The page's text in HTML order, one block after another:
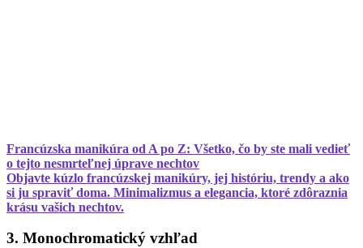
Francúzska manikúra od A po Z: Všetko, čo by ste mali vedieť
o tejto nesmrteľnej úprave nechtov
Objavte kúzlo francúzskej manikúry, jej históriu, trendy a ako
si ju spraviť doma. Minimalizmus a elegancia, ktoré zdôraznia
krásu vašich nechtov.
3. Monochromatický vzhľad